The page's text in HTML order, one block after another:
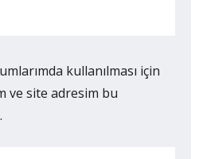
kullanılması için
ve site adresim bu